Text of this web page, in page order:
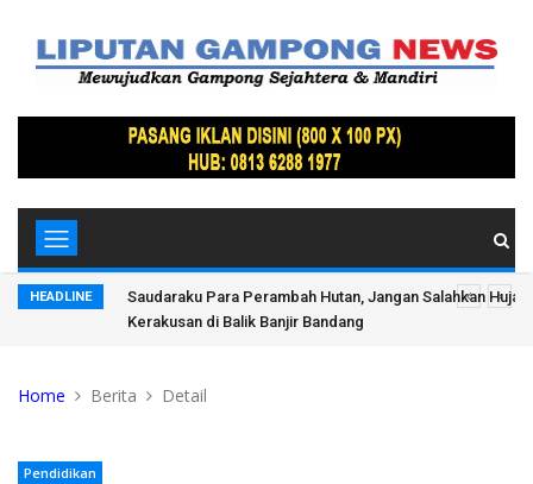
HEADLINE
hingga
Saudaraku Para Perambah Hutan, Jangan Salahkan
Kerakusan di Balik Banjir Bandang
Home Berita Detail
Pendidikan